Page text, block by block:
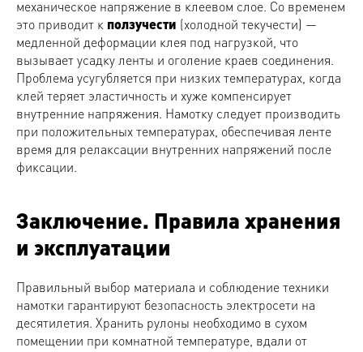
механическое напряжение в клеевом слое. Со временем
это приводит к ползучести (холодной текучести) —
медленной деформации клея под нагрузкой, что
вызывает усадку ленты и оголение краев соединения.
Проблема усугубляется при низких температурах, когда
клей теряет эластичность и хуже компенсирует
внутренние напряжения. Намотку следует производить
при положительных температурах, обеспечивая ленте
время для релаксации внутренних напряжений после
фиксации.
Заключение. Правила хранения
и эксплуатации
Правильный выбор материала и соблюдение техники
намотки гарантируют безопасность электросети на
десятилетия. Хранить рулоны необходимо в сухом
помещении при комнатной температуре, вдали от